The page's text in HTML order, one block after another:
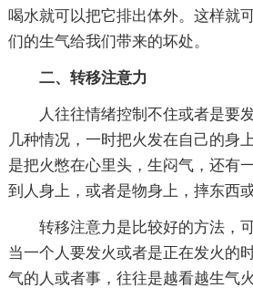
喝水就可以把它排出体外。这样就
们的生气给我们带来的坏处。
二、转移注意力
人往往情绪控制不住或者是要
几种情况，一时把火发在自己的身
是把火憋在心里头，生闷气，还有
到人身上，或者是物身上，摔东西或
转移注意力是比较好的方法，
当一个人要发火或者是正在发火的
气的人或者事，往往是越看越生气